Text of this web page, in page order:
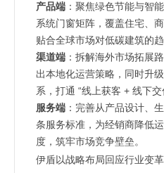
产品端 ：聚焦绿色节能与智
系统门窗矩阵，覆盖住宅、
贴合全球市场对低碳建筑的趋
渠道端 ：拆解海外市场拓展
出本地化运营策略，同时升
系，打通 “线上获客 + 线下交
服务端 ：完善从产品设计、
条服务标准，为经销商降低
度，筑牢市场竞争壁垒。
伊盾以战略布局回应行业变